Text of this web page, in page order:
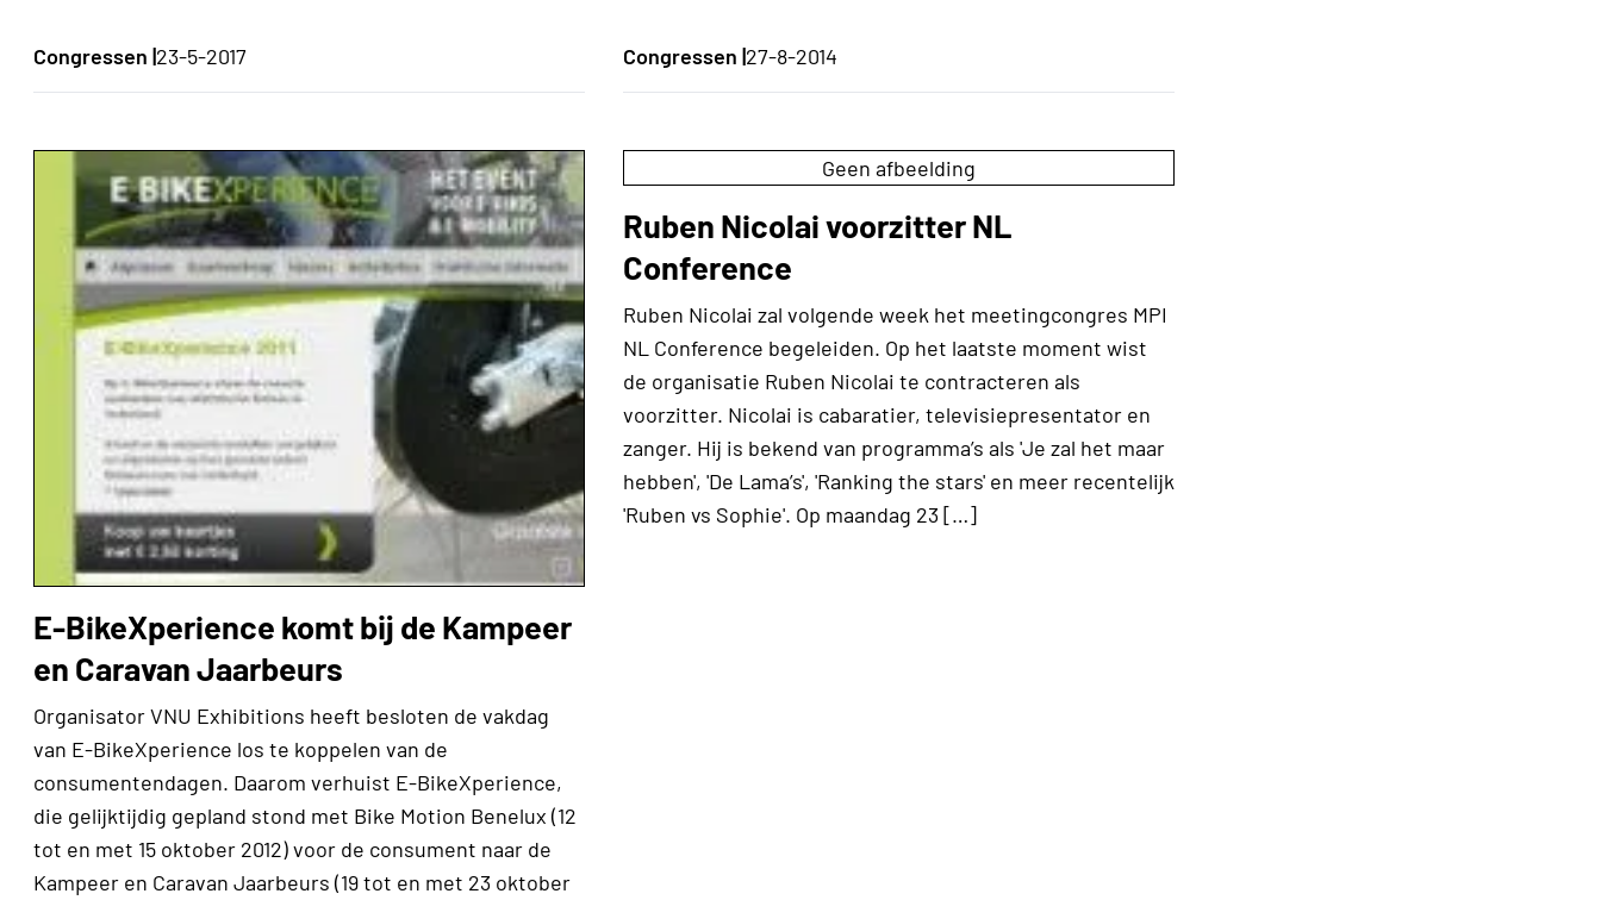
Congressen |23-5-2017 Congressen |27-8-2014
E-BikeXperience komt bij de Kampeer
en Caravan Jaarbeurs
Organisator VNU Exhibitions heeft besloten de vakdag
van E-BikeXperience los te koppelen van de
consumentendagen. Daarom verhuist E-BikeXperience,
die gelijktijdig gepland stond met Bike Motion Benelux (12
tot en met 15 oktober 2012) voor de consument naar de
Kampeer en Caravan Jaarbeurs (19 tot en met 23 oktober
Geen afbeelding
Ruben Nicolai voorzitter NL
Conference
Ruben Nicolai zal volgende week het meetingcongres MPI
NL Conference begeleiden. Op het laatste moment wist
de organisatie Ruben Nicolai te contracteren als
voorzitter. Nicolai is cabaratier, televisiepresentator en
zanger. Hij is bekend van programma’s als 'Je zal het maar
hebben', 'De Lama’s', 'Ranking the stars' en meer recentelijk
'Ruben vs Sophie'. Op maandag 23 […]